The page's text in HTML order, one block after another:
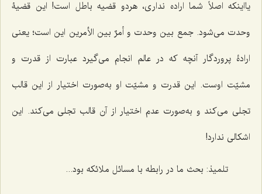
یااینکه اصلاً شما اراده نداری، هردو قضیه باطل است! این قضیۀ
وحدت می‌شود. جمع بین وحدت و أمرٌ بین الأمرین این است؛ یعنی
ارادۀ پروردگار آنچه که در عالم انجام می‌گیرد عبارت از قدرت و
مشیّت اوست. این قدرت و مشیّت او به‌صورت اختیار از این قالب
تجلی می‌کند و به‌صورت عدم اختیار از آن قالب تجلی می‌کند. این
اشکالی ندارد!
تلمیذ: بحث ما در رابطه با مسائل ملائکه بود...